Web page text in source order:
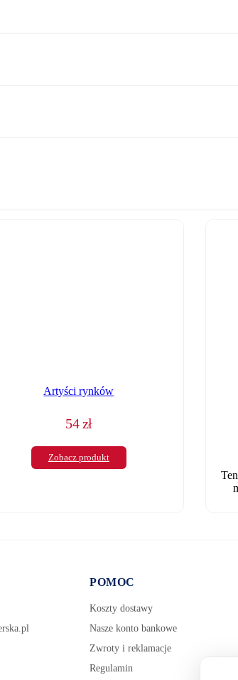
Artyści rynków
54 zł
Zobacz produkt
POMOC
Koszty dostawy
Nasze konto bankowe
Zwroty i reklamacje
Regulamin